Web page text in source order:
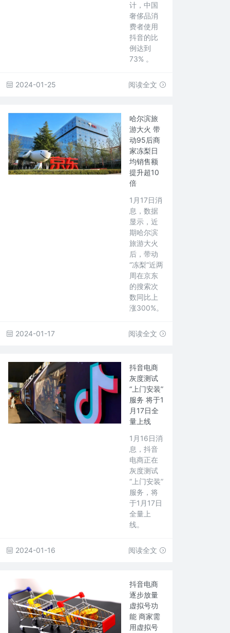
计，中国
奢侈品消
费者使用
抖音的比
例达到
73% 。
2024-01-25 阅读全文
哈尔滨旅
游大火 带
动95后商
家冻梨日
均销售额
提升超10
倍
1月17日消
息，数据
显示，近
期哈尔滨
旅游大火
后，带动
“冻梨”近两
周在京东
的搜索次
数同比上
涨300%。
2024-01-17 阅读全文
抖音电商
灰度测试
“上门安装”
服务 将于1
月17日全
量上线
1月16日消
息，抖音
电商正在
灰度测试
“上门安装”
服务，将
于1月17日
全量上
线。
2024-01-16 阅读全文
抖音电商
逐步放量
虚拟号功
能 商家需
用虚拟号